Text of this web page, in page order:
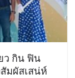
ว กิน ฟิน
มผัสเสน่ห์